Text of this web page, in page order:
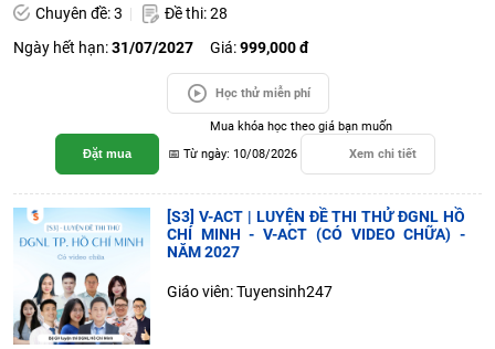
Chuyên đề: 3
Đề thi: 28
Ngày hết hạn:31/07/2027 Giá:999,000 đ
Học thử miễn phí
Đặt mua
Mua khóa học theo giá bạn muốn
📅 Từ ngày: 10/08/2026
Xem chi tiết
[S3] V-ACT | LUYỆN ĐỀ THI THỬ ĐGNL HỒ
CHÍ MINH - V-ACT (CÓ VIDEO CHỮA) -
NĂM 2027
Giáo viên: Tuyensinh247